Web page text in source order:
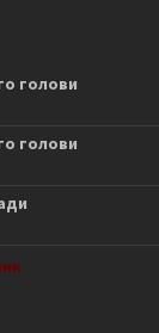
голови
голови